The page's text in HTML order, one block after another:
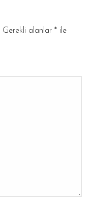
Gerekli alanlar * ile